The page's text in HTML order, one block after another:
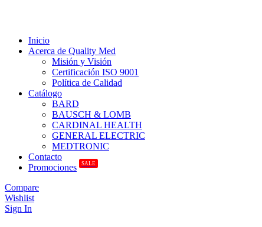
Inicio
Acerca de Quality Med
Misión y Visión
Certificación ISO 9001
Política de Calidad
Catálogo
BARD
BAUSCH & LOMB
CARDINAL HEALTH
GENERAL ELECTRIC
MEDTRONIC
Contacto
Promociones
SALE
Compare
Wishlist
Sign In